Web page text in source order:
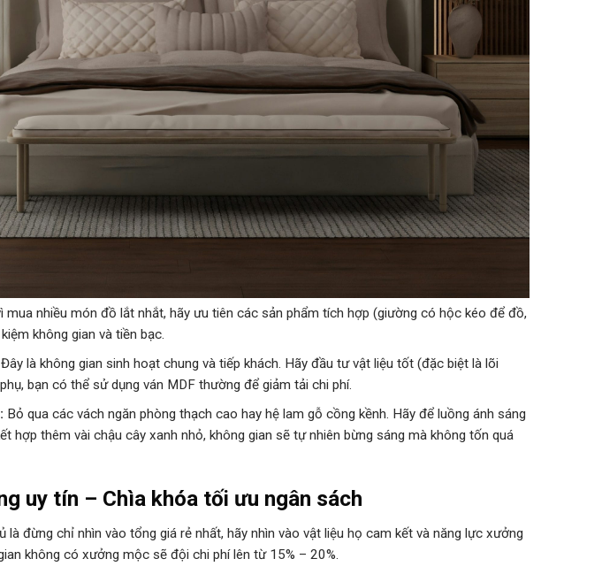
mua nhiều món đồ lắt nhắt, hãy ưu tiên các sản phẩm tích hợp (giường có hộc kéo để đồ,
không gian và tiền bạc.
Đây là không gian sinh hoạt chung và tiếp khách. Hãy đầu tư vật liệu tốt (đặc biệt là lõi
bạn có thể sử dụng ván MDF thường để giảm tải chi phí.
Bỏ qua các vách ngăn phòng thạch cao hay hệ lam gỗ cồng kềnh. Hãy để luồng ánh sáng
hợp thêm vài chậu cây xanh nhỏ, không gian sẽ tự nhiên bừng sáng mà không tốn quá
uy tín – Chìa khóa tối ưu ngân sách
là đừng chỉ nhìn vào tổng giá rẻ nhất, hãy nhìn vào vật liệu họ cam kết và năng lực xưởng
không có xưởng mộc sẽ đội chi phí lên từ 15% – 20%.